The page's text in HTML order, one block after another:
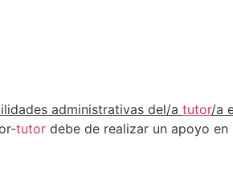
administrativas del/a tutor/a
tutor debe de realizar un apoyo